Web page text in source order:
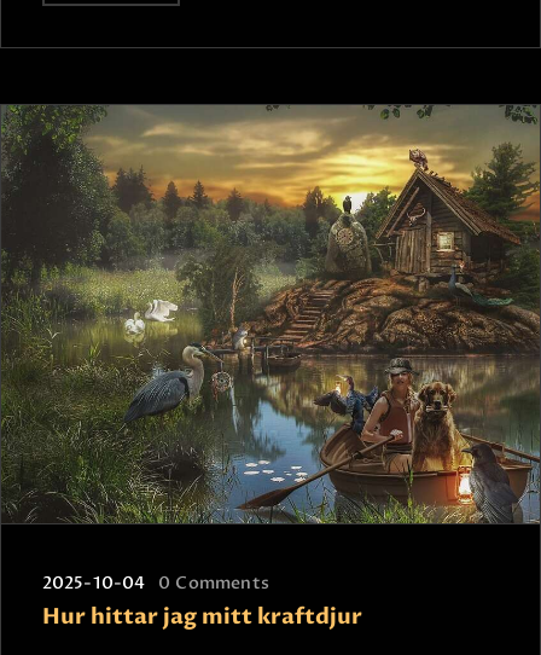
2025-10-04 0 Comments
Hur hittar jag mitt kraftdjur